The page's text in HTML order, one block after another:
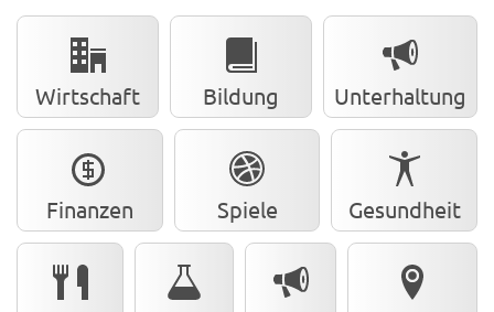
Wirtschaft Bildung Unterhaltung
Finanzen Spiele Gesundheit